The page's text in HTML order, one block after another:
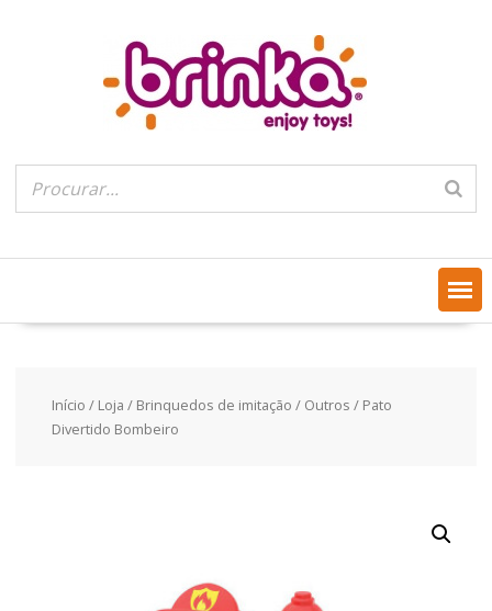
Início / Loja / Brinquedos de imitação / Outros / Pato
Divertido Bombeiro